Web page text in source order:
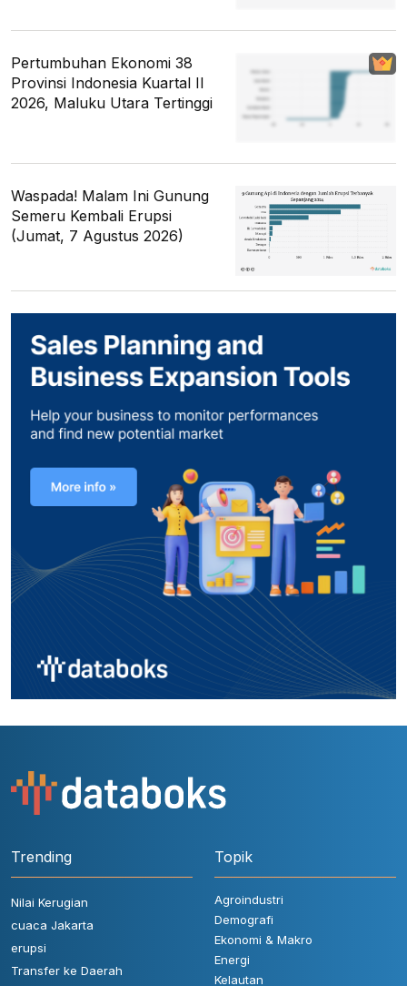
Pertumbuhan Ekonomi 38
Provinsi Indonesia Kuartal II
2026, Maluku Utara Tertinggi
Waspada! Malam Ini Gunung
Semeru Kembali Erupsi
(Jumat, 7 Agustus 2026)
Trending
Nilai Kerugian
cuaca Jakarta
erupsi
Transfer ke Daerah
Topik
Agroindustri
Demografi
Ekonomi & Makro
Energi
Kelautan